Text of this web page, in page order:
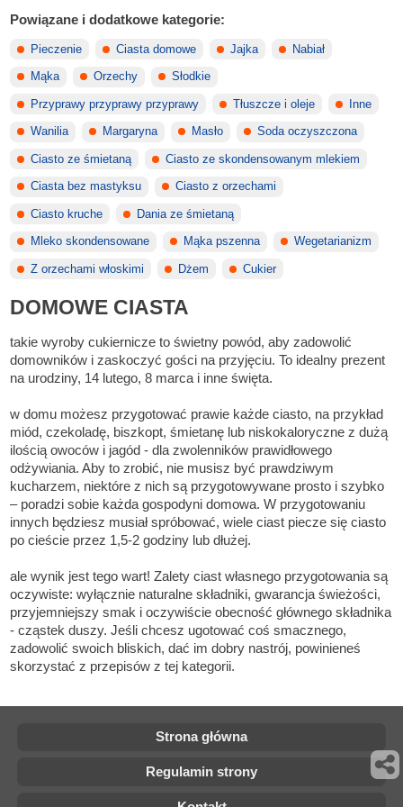
Powiązane i dodatkowe kategorie:
Pieczenie Ciasta domowe Jajka Nabiał
Mąka Orzechy Słodkie
Przyprawy przyprawy przyprawy Tłuszcze i oleje Inne
Wanilia Margaryna Masło Soda oczyszczona
Ciasto ze śmietaną Ciasto ze skondensowanym mlekiem
Ciasta bez mastyksu Ciasto z orzechami
Ciasto kruche Dania ze śmietaną
Mleko skondensowane Mąka pszenna Wegetarianizm
Z orzechami włoskimi Dżem Cukier
DOMOWE CIASTA
takie wyroby cukiernicze to świetny powód, aby zadowolić
domowników i zaskoczyć gości na przyjęciu. To idealny prezent
na urodziny, 14 lutego, 8 marca i inne święta.
w domu możesz przygotować prawie każde ciasto, na przykład
miód, czekoladę, biszkopt, śmietanę lub niskokaloryczne z dużą
ilością owoców i jagód - dla zwolenników prawidłowego
odżywiania. Aby to zrobić, nie musisz być prawdziwym
kucharzem, niektóre z nich są przygotowywane prosto i szybko
– poradzi sobie każda gospodyni domowa. W przygotowaniu
innych będziesz musiał spróbować, wiele ciast piecze się ciasto
po cieście przez 1,5-2 godziny lub dłużej.
ale wynik jest tego wart! Zalety ciast własnego przygotowania są
oczywiste: wyłącznie naturalne składniki, gwarancja świeżości,
przyjemniejszy smak i oczywiście obecność głównego składnika
- cząstek duszy. Jeśli chcesz ugotować coś smacznego,
zadowolić swoich bliskich, dać im dobry nastrój, powinieneś
skorzystać z przepisów z tej kategorii.
Strona główna
Regulamin strony